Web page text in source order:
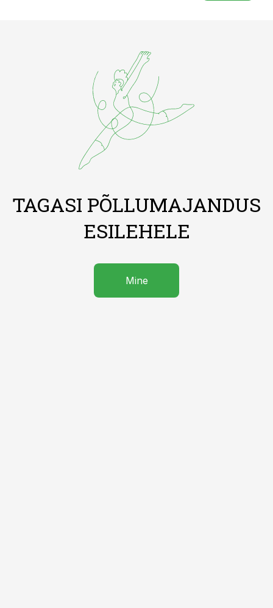
TAGASI PÕLLUMAJANDUS
ESILEHELE
Mine